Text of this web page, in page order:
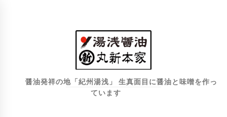
醤油発祥の地「紀州湯浅」 生真面目に醤油と味噌を作っ
ています